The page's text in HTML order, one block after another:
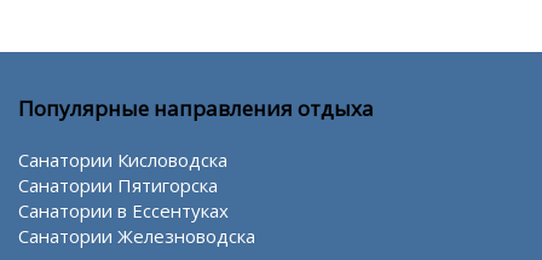
Популярные направления отдыха
Санатории Кисловодска
Санатории Пятигорска
Санатории в Ессентуках
Санатории Железноводска